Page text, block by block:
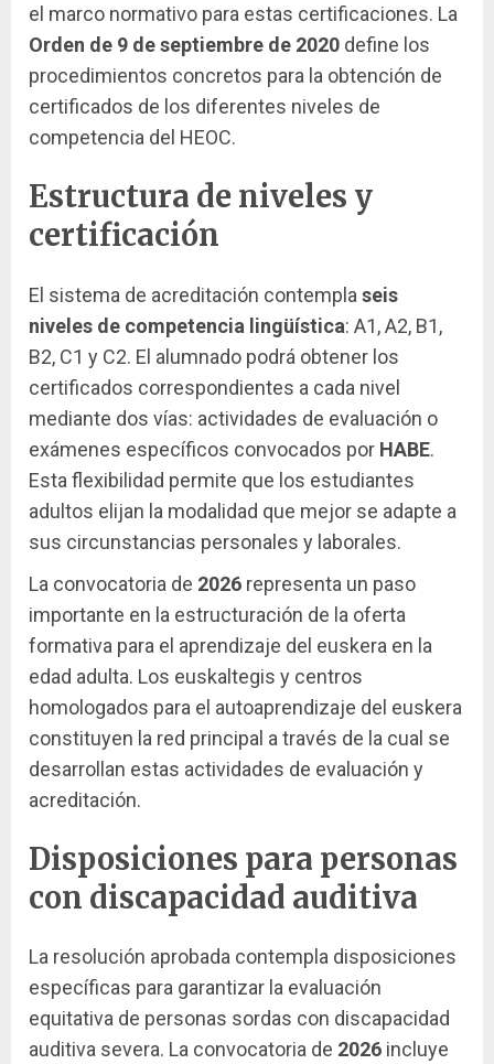
el marco normativo para estas certificaciones. La
Orden de 9 de septiembre de 2020 define los
procedimientos concretos para la obtención de
certificados de los diferentes niveles de
competencia del HEOC.
Estructura de niveles y
certificación
El sistema de acreditación contempla seis
niveles de competencia lingüística: A1, A2, B1,
B2, C1 y C2. El alumnado podrá obtener los
certificados correspondientes a cada nivel
mediante dos vías: actividades de evaluación o
exámenes específicos convocados por HABE.
Esta flexibilidad permite que los estudiantes
adultos elijan la modalidad que mejor se adapte a
sus circunstancias personales y laborales.
La convocatoria de 2026 representa un paso
importante en la estructuración de la oferta
formativa para el aprendizaje del euskera en la
edad adulta. Los euskaltegis y centros
homologados para el autoaprendizaje del euskera
constituyen la red principal a través de la cual se
desarrollan estas actividades de evaluación y
acreditación.
Disposiciones para personas
con discapacidad auditiva
La resolución aprobada contempla disposiciones
específicas para garantizar la evaluación
equitativa de personas sordas con discapacidad
auditiva severa. La convocatoria de 2026 incluye